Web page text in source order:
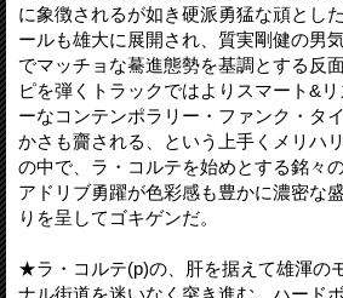
に象徴されるが如き硬派勇猛な頑とし
ールも雄大に展開され、質実剛健の男
でマッチョな驀進態勢を基調とする反
ピを弾くトラックではよりスマート&
ーなコンテンポラリー・ファンク・タ
かさも齎される、という上手くメリハ
の中で、ラ・コルテを始めとする銘々
アドリブ勇躍が色彩感も豊かに濃密な
りを呈してゴキゲンだ。
★ラ・コルテ(p)の、肝を据えて雄渾の
ナル街道を迷いなく突き進む、ハード